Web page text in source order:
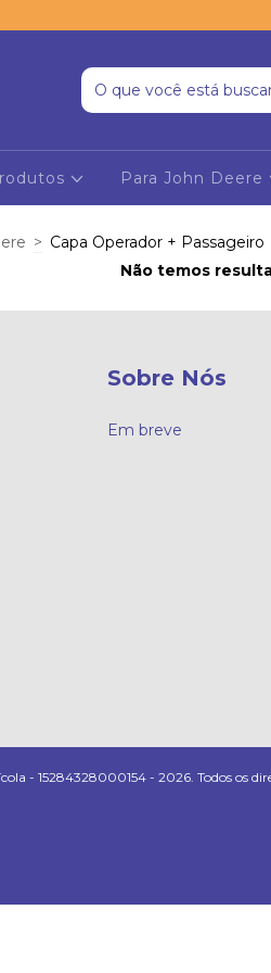
Para John Deere
> Capa Operador + Passageiro
Não temos
Sobre Nós
Em breve
- 15284328000154 - 2026. Todos os